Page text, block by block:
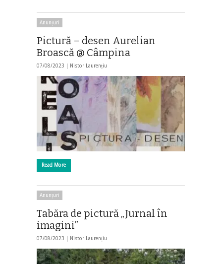
Anunțuri
Pictură – desen Aurelian
Broască @ Câmpina
07/08/2023 | Nistor Laurențiu
Read More
Anunțuri
Tabăra de pictură „Jurnal în
imagini”
07/08/2023 | Nistor Laurențiu